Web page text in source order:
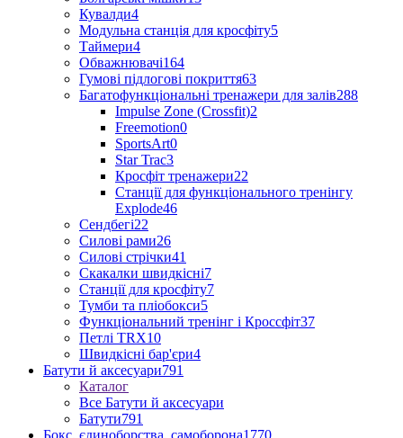
Кувалди4
Модульна станція для кросфіту5
Таймери4
Обважнювачі164
Гумові підлогові покриття63
Багатофункціональні тренажери для залів288
Impulse Zone (Crossfit)2
Freemotion0
SportsArt0
Star Trac3
Кросфіт тренажери22
Станції для функціонального тренінгу
Explode46
Сендбегі22
Силові рами26
Силові стрічки41
Скакалки швидкісні7
Станції для кросфіту7
Тумби та пліобокси5
Функціональний тренінг і Кроссфіт37
Петлі TRX10
Швидкісні бар'єри4
Батути й аксесуари791
Каталог
Все Батути й аксесуари
Батути791
Бокс, єдиноборства, самоборона1770